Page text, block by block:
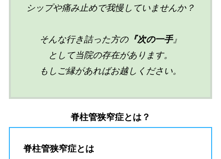
シップや痛み止めで我慢していませんか？
そんな行き詰った方の『次の一手』
として当院の存在があります。
もしご縁があればお越しください。
脊柱管狭窄症とは ？
脊柱管狭窄症とは